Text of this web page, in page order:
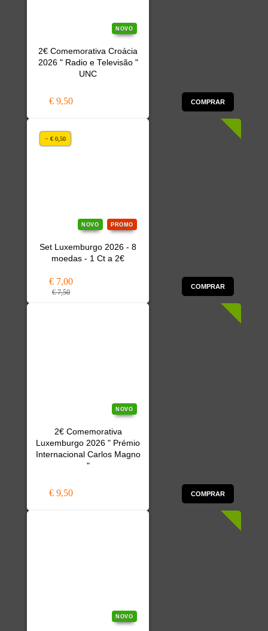
NOVO
2€ Comemorativa Croácia
2026 " Radio e Televisão "
UNC
€ 9,50 COMPRAR
NOVO PROMO
Set Luxemburgo 2026 - 8
moedas - 1 Ct a 2€
€ 7,00
€ 7,50
COMPRAR
− € 0,50
NOVO
2€ Comemorativa
Luxemburgo 2026 " Prémio
Internacional Carlos Magno
"
€ 9,50 COMPRAR
NOVO